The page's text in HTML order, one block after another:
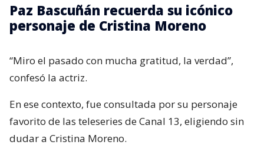
Paz Bascuñán recuerda su icónico
personaje de Cristina Moreno
“Miro el pasado con mucha gratitud, la verdad”,
confesó la actriz.
En ese contexto, fue consultada por su personaje
favorito de las teleseries de Canal 13, eligiendo sin
dudar a Cristina Moreno.